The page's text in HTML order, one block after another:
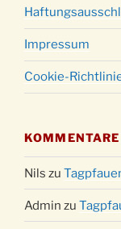
Impressum
Cookie-
KOMMENTARE
Nils zu
Admin zu